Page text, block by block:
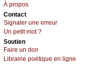
À prоpos
Cоntact
Signaler une errеur
Un pеtit mоt ?
Sоutien
Fаirе un dоn
Librairiе pоétique en lignе